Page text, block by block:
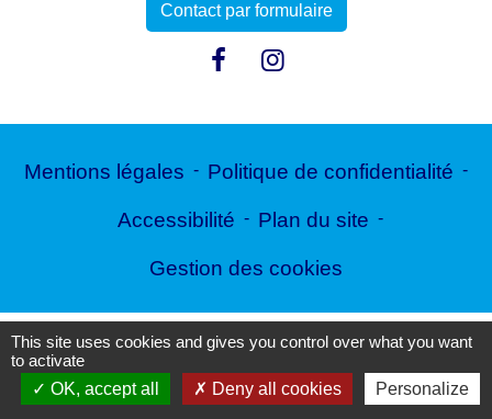
Contact par formulaire
Mentions légales - Politique de confidentialité -
Accessibilité - Plan du site -
Gestion des cookies
Site créé en partenariat avec Réseau des Communes
This site uses cookies and gives you control over what you want
to activate
OK, accept all
Deny all cookies Personalize